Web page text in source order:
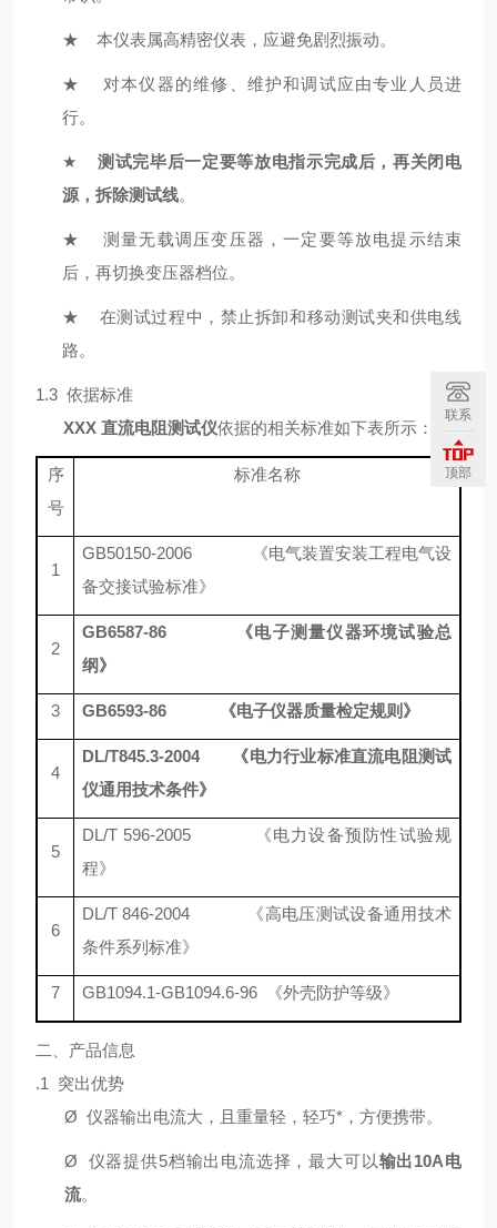
★ 本仪表属高精密仪表，应避免剧烈振动。
★
对本仪器的维修、维护和调试应由专业人员进
行。
★
测试完毕后一定要等放电指示完成后，再关闭电
源，拆除测试线。
★
测量无载调压变压器，一定要等放电提示结束
后，再切换变压器档位。
★
在测试过程中，禁止拆卸和移动测试夹和供电线
路。
1.3 依据标准
XXX 直流电阻测试仪依据的相关标准如下表所示：
序
号
标准名称
1
GB50150-2006 《电气装置安装工程电气设
备交接试验标准》
2
GB6587-86
《电子测量仪器环境试验总
纲》
3 GB6593-86 《电子仪器质量检定规则》
4
DL/T845.3-2004 《电力行业标准直流电阻测试
仪通用技术条件》
5
DL/T 596-2005 《电力设备预防性试验规
程》
6
DL/T 846-2004 《高电压测试设备通用技术
条件系列标准》
7 GB1094.1-GB1094.6-96 《外壳防护等级》
二、产品信息
.1 突出优势
Ø 仪器输出电流大，且重量轻，轻巧*，方便携带。
Ø 仪器提供5档输出电流选择，最大可以输出10A电
流。
联系
顶部